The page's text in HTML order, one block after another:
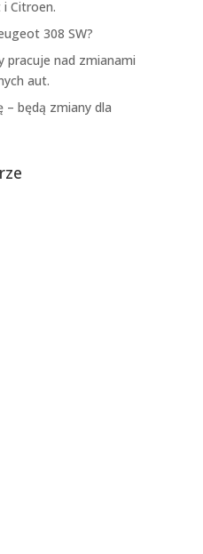
Citroen.
308 SW?
nad zmianami
aut.
– będą zmiany dla